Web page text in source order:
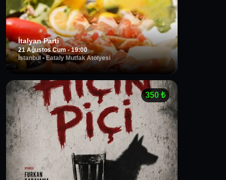
İtalyan Parti
21 Ağustos Cum - 19:00
İstanbul •Eataly Mutfak Atölyesi
350₺